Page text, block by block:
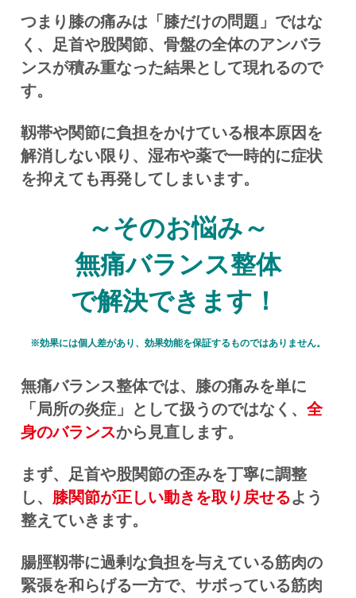
つまり膝の痛みは「膝だけの問題」ではな
く、足首や股関節、骨盤の全体のアンバラ
ンスが積み重なった結果として現れるので
す。
靱帯や関節に負担をかけている根本原因を
解消しない限り、湿布や薬で一時的に症状
を抑えても再発してしまいます。
～そのお悩み～
無痛バランス整体
で解決できます！
※効果には個人差があり、効果効能を保証するものではありません。
無痛バランス整体では、膝の痛みを単に
「局所の炎症」として扱うのではなく、 全
身のバランスから見直します。
まず、足首や股関節の歪みを丁寧に調整
し、 膝関節が正しい動きを取り戻せるよう
整えていきます。
腸脛靱帯に過剰な負担を与えている筋肉の
緊張を和らげる一方で、サボっている筋肉